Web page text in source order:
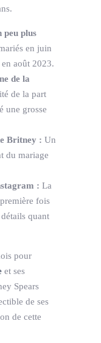
peu plus
en juin
août 2023.
de la
de la part
une grosse
Britney : Un
du mariage
: La
fois
quant
pour
et ses
Spears
de ses
de cette